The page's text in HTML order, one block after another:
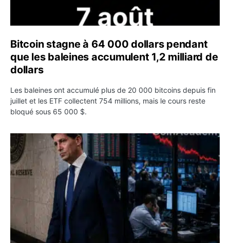
Bitcoin stagne à 64 000 dollars pendant
que les baleines accumulent 1,2 milliard de
dollars
Les baleines ont accumulé plus de 20 000 bitcoins depuis fin
juillet et les ETF collectent 754 millions, mais le cours reste
bloqué sous 65 000 $.
Kevin Warsh maintient sa communication minimaliste